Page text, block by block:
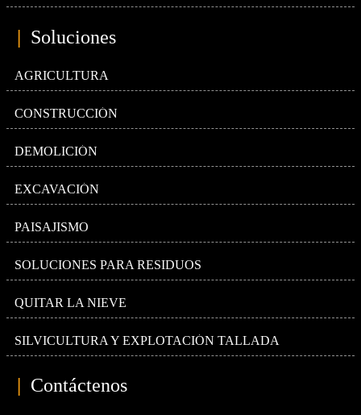
| Soluciones
AGRICULTURA
CONSTRUCCIÓN
DEMOLICIÓN
EXCAVACIÓN
PAISAJISMO
SOLUCIONES PARA RESIDUOS
QUITAR LA NIEVE
SILVICULTURA Y EXPLOTACIÓN TALLADA
Contáctenos